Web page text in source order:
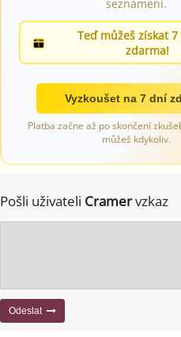
seznámení.
Teď můžeš získat 7
zdarma!
Vyzkoušet na 7 dní
Platba začne až po skončení
můžeš kdykoliv.
Pošli uživateli Cramervzkaz
Odeslat